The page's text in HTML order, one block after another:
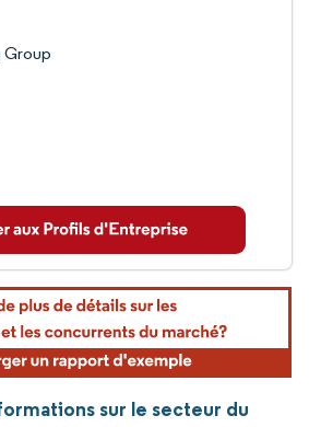
Group
sur le secteur du